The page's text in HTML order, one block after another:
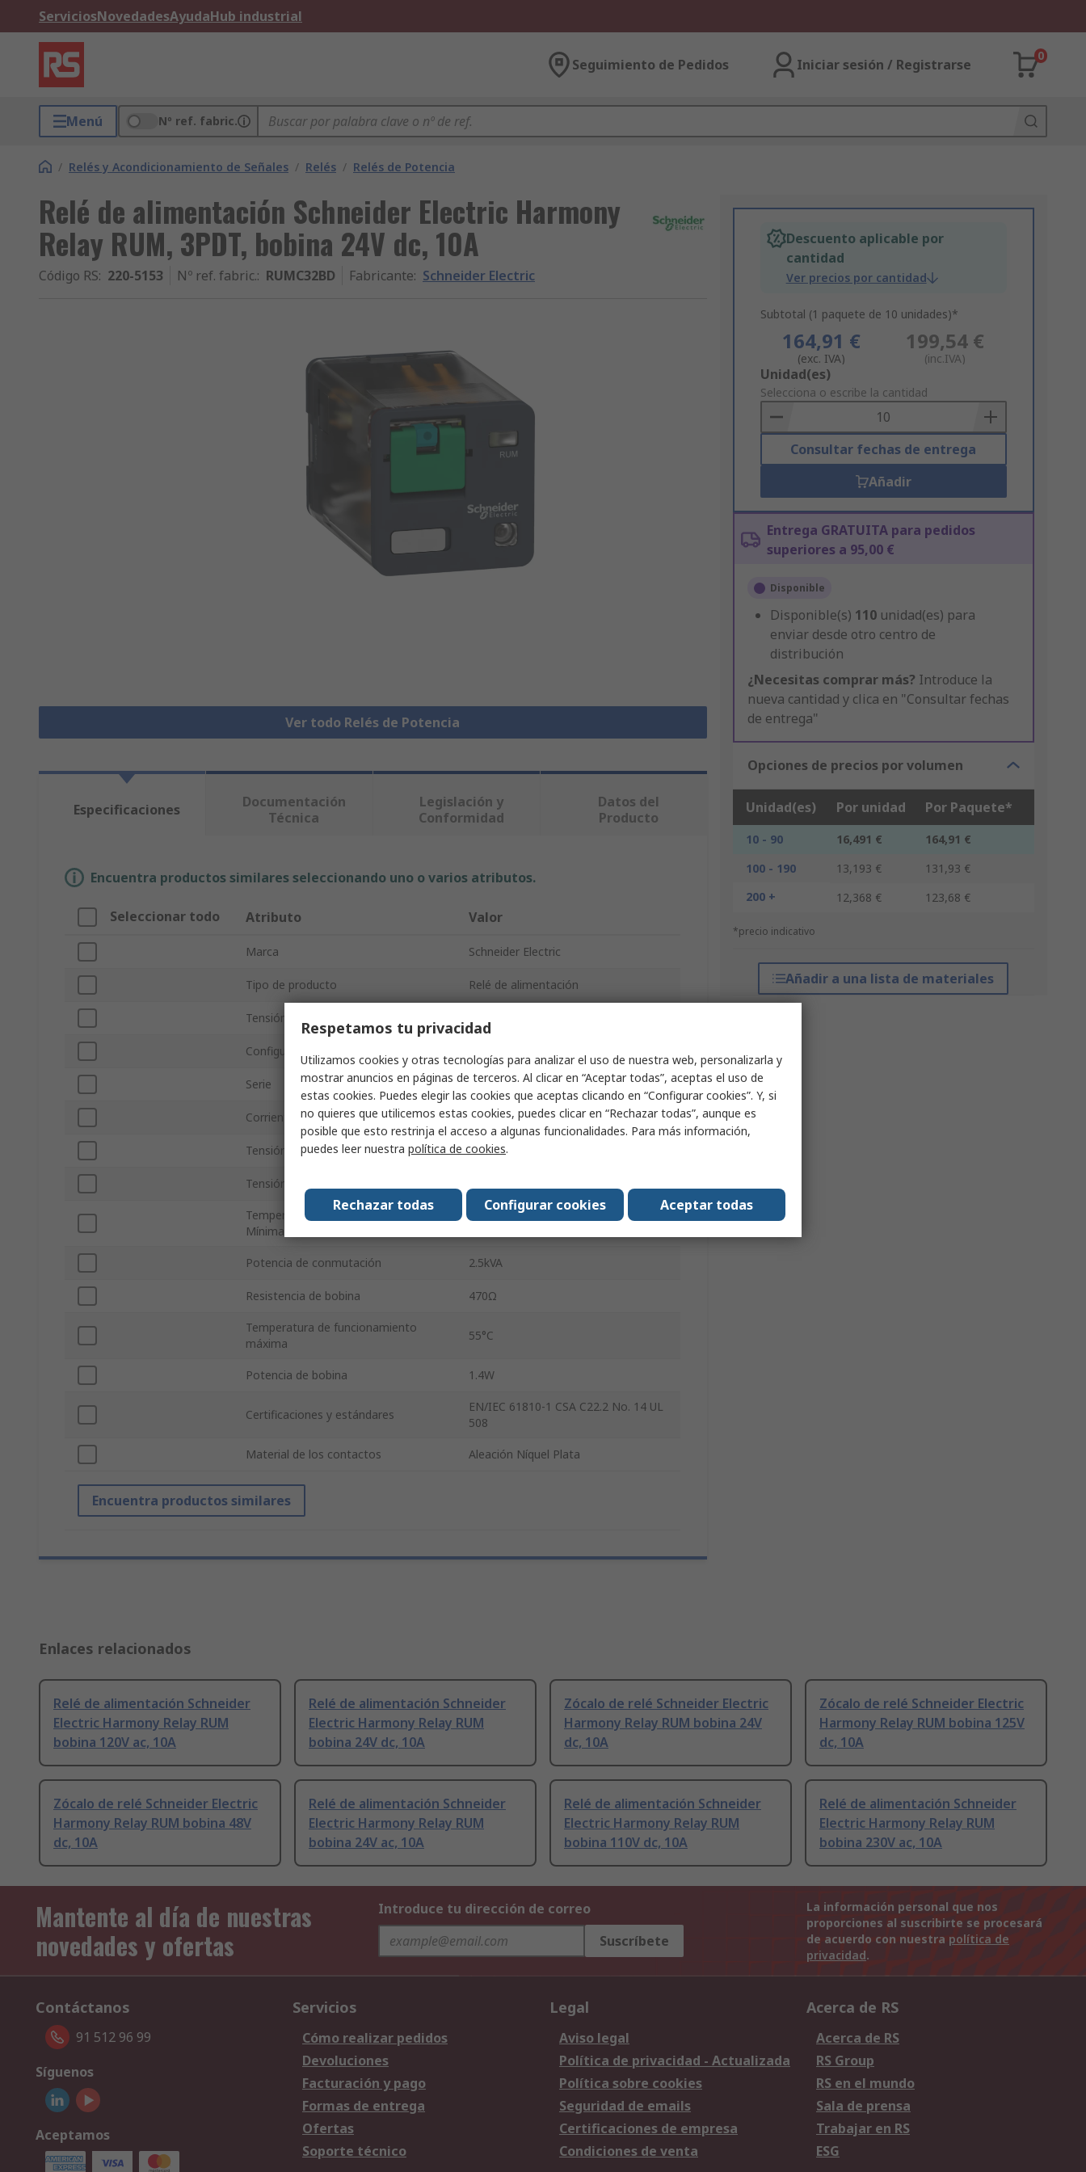
ServiciosNovedadesAyudaHub industrial
Seguimiento de Pedidos Iniciar sesión / Registrarse
0
Menú Nº ref. fabric.
/ Relés y Acondicionamiento de Señales / Relés / Relés de Potencia
Relé de alimentación Schneider Electric Harmony
Relay RUM, 3PDT, bobina 24V dc, 10A
Código RS: 220-5153 Nº ref. fabric.: RUMC32BD Fabricante: Schneider Electric
Ver todo Relés de Potencia
Descuento aplicable por
cantidad
Ver precios por cantidad
Subtotal (1 paquete de 10 unidades)*
164,91 €
(exc. IVA)
199,54 €
(inc.IVA)
Add
to
Basket
Unidad(es)
Selecciona o escribe la cantidad
Consultar fechas de entrega
Añadir
Entrega GRATUITA para pedidos
superiores a 95,00 €
Disponible
Disponible(s) 110 unidad(es) para
enviar desde otro centro de
distribución
¿Necesitas comprar más? Introduce la
nueva cantidad y clica en "Consultar fechas
de entrega"
Opciones de precios por volumen
Unidad(es) Por unidad Por Paquete*
10 - 90 16,491 €
164,91 €
100 - 190
13,193 €
131,93 €
200 +
12,368 € 123,68 €
*precio indicativo
Añadir a una lista de materiales
Especificaciones
Documentación
Técnica
Legislación y
Conformidad
Datos del
Producto
Encuentra productos similares seleccionando uno o varios atributos.
Seleccionar todo Atributo Valor
Marca Schneider Electric
Tipo de producto Relé de alimentación
Tensión de bobina
Configuración de contactos
Serie Harmony Relay RUM
Corriente de conmutación 10A
Tensión de conmutación AC 277V ac
Tensión de conmutación DC
Temperatura de Funcionamiento
Mínima
-40°C
Potencia de conmutación 2.5kVA
Resistencia de bobina 470Ω
Temperatura de funcionamiento
máxima
55°C
Potencia de bobina 1.4W
Certificaciones y estándares
EN/IEC 61810-1 CSA C22.2 No. 14 UL
508
Material de los contactos Aleación Níquel Plata
Encuentra productos similares
Enlaces relacionados
Relé de alimentación Schneider
Electric Harmony Relay RUM
bobina 120V ac, 10A
Relé de alimentación Schneider
Electric Harmony Relay RUM
bobina 24V dc, 10A
Zócalo de relé Schneider Electric
Harmony Relay RUM bobina 24V
dc, 10A
Zócalo de relé Schneider Electric
Harmony Relay RUM bobina 125V
dc, 10A
Zócalo de relé Schneider Electric
Harmony Relay RUM bobina 48V
dc, 10A
Relé de alimentación Schneider
Electric Harmony Relay RUM
bobina 24V ac, 10A
Relé de alimentación Schneider
Electric Harmony Relay RUM
bobina 110V dc, 10A
Relé de alimentación Schneider
Electric Harmony Relay RUM
bobina 230V ac, 10A
Mantente al día de nuestras
novedades y ofertas
Introduce tu dirección de correo
Suscríbete
La información personal que nos
proporciones al suscribirte se procesará
de acuerdo con nuestra política de
privacidad.
Contáctanos
91 512 96 99
Síguenos
Aceptamos
Servicios
Cómo realizar pedidos
Devoluciones
Facturación y pago
Formas de entrega
Ofertas
Soporte técnico
Legal
Aviso legal
Política de privacidad - Actualizada
Política sobre cookies
Seguridad de emails
Certificaciones de empresa
Condiciones de venta
Acerca de RS
Acerca de RS
RS Group
RS en el mundo
Sala de prensa
Trabajar en RS
ESG
Respetamos tu privacidad
Utilizamos cookies y otras tecnologías para analizar el uso de nuestra web, personalizarla y
mostrar anuncios en páginas de terceros. Al clicar en “Aceptar todas”, aceptas el uso de
estas cookies. Puedes elegir las cookies que aceptas clicando en “Configurar cookies”. Y, si
no quieres que utilicemos estas cookies, puedes clicar en “Rechazar todas”, aunque es
posible que esto restrinja el acceso a algunas funcionalidades. Para más información,
puedes leer nuestra política de cookies.
Aceptar todas
Configurar cookies
Rechazar todas